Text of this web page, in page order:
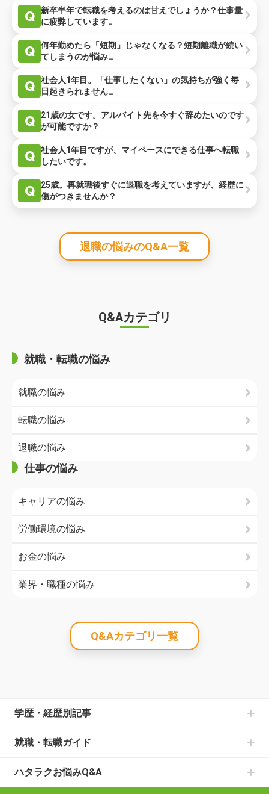
Q
新卒半年で転職を考えるのは甘えでしょうか？仕事量
に疲弊しています‥
Q
何年勤めたら「短期」じゃなくなる？短期離職が続い
てしまうのが悩み…
Q
社会人1年目。「仕事したくない」の気持ちが強く毎
日起きられません…
Q
21歳の女です。アルバイト先を今すぐ辞めたいのです
が可能ですか？
Q
社会人1年目ですが、マイペースにできる仕事へ転職
したいです。
Q
25歳。再就職後すぐに退職を考えていますが、経歴に
傷がつきませんか？
退職の悩みのQ&A一覧
Q&Aカテゴリ
就職・転職の悩み
就職の悩み
転職の悩み
退職の悩み
仕事の悩み
キャリアの悩み
労働環境の悩み
お金の悩み
業界・職種の悩み
Q&Aカテゴリ一覧
学歴・経歴別記事
中卒からの就職の記事一覧
高卒からの就職の記事一覧
大学中退からの就職の記事一覧
就職・転職ガイド
書類選考のお悩みの記事一覧
面接のお悩みの記事一覧
ハタラクお悩みQ&A